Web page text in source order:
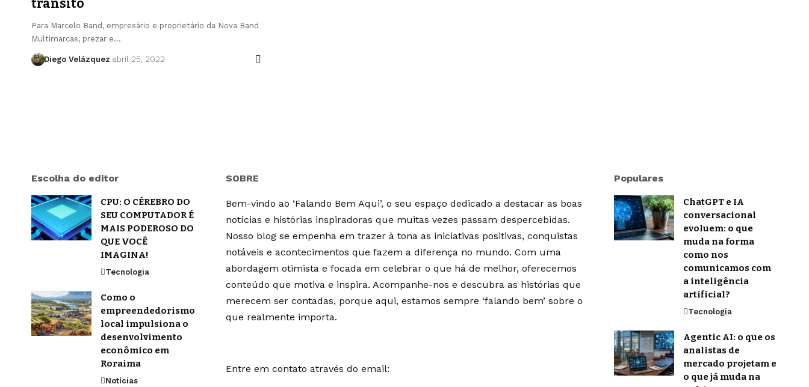
trânsito
Para Marcelo Band, empresário e proprietário da Nova Band
Multimarcas, prezar e…
Diego Velázquez abril 25, 2022
Escolha do editor
CPU: O CÉREBRO DO
SEU COMPUTADOR É
MAIS PODEROSO DO
QUE VOCÊ
IMAGINA!
Tecnologia
Como o
empreendedorismo
local impulsiona o
desenvolvimento
econômico em
Roraima
Notícias
SOBRE
Bem-vindo ao ‘Falando Bem Aqui’, o seu espaço dedicado a destacar as boas
notícias e histórias inspiradoras que muitas vezes passam despercebidas.
Nosso blog se empenha em trazer à tona as iniciativas positivas, conquistas
notáveis e acontecimentos que fazem a diferença no mundo. Com uma
abordagem otimista e focada em celebrar o que há de melhor, oferecemos
conteúdo que motiva e inspira. Acompanhe-nos e descubra as histórias que
merecem ser contadas, porque aqui, estamos sempre ‘falando bem’ sobre o
que realmente importa.
Entre em contato através do email:
Populares
ChatGPT e IA
conversacional
evoluem: o que
muda na forma
como nos
comunicamos com
a inteligência
artificial?
Tecnologia
Agentic AI: o que os
analistas de
mercado projetam e
o que já muda na